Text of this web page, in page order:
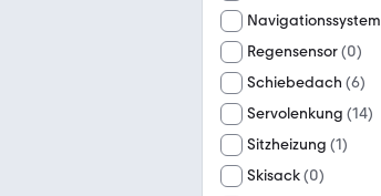
Navigationssystem
Regensensor(0)
Schiebedach (6)
Servolenkung (14)
Sitzheizung (1)
Skisack(0)